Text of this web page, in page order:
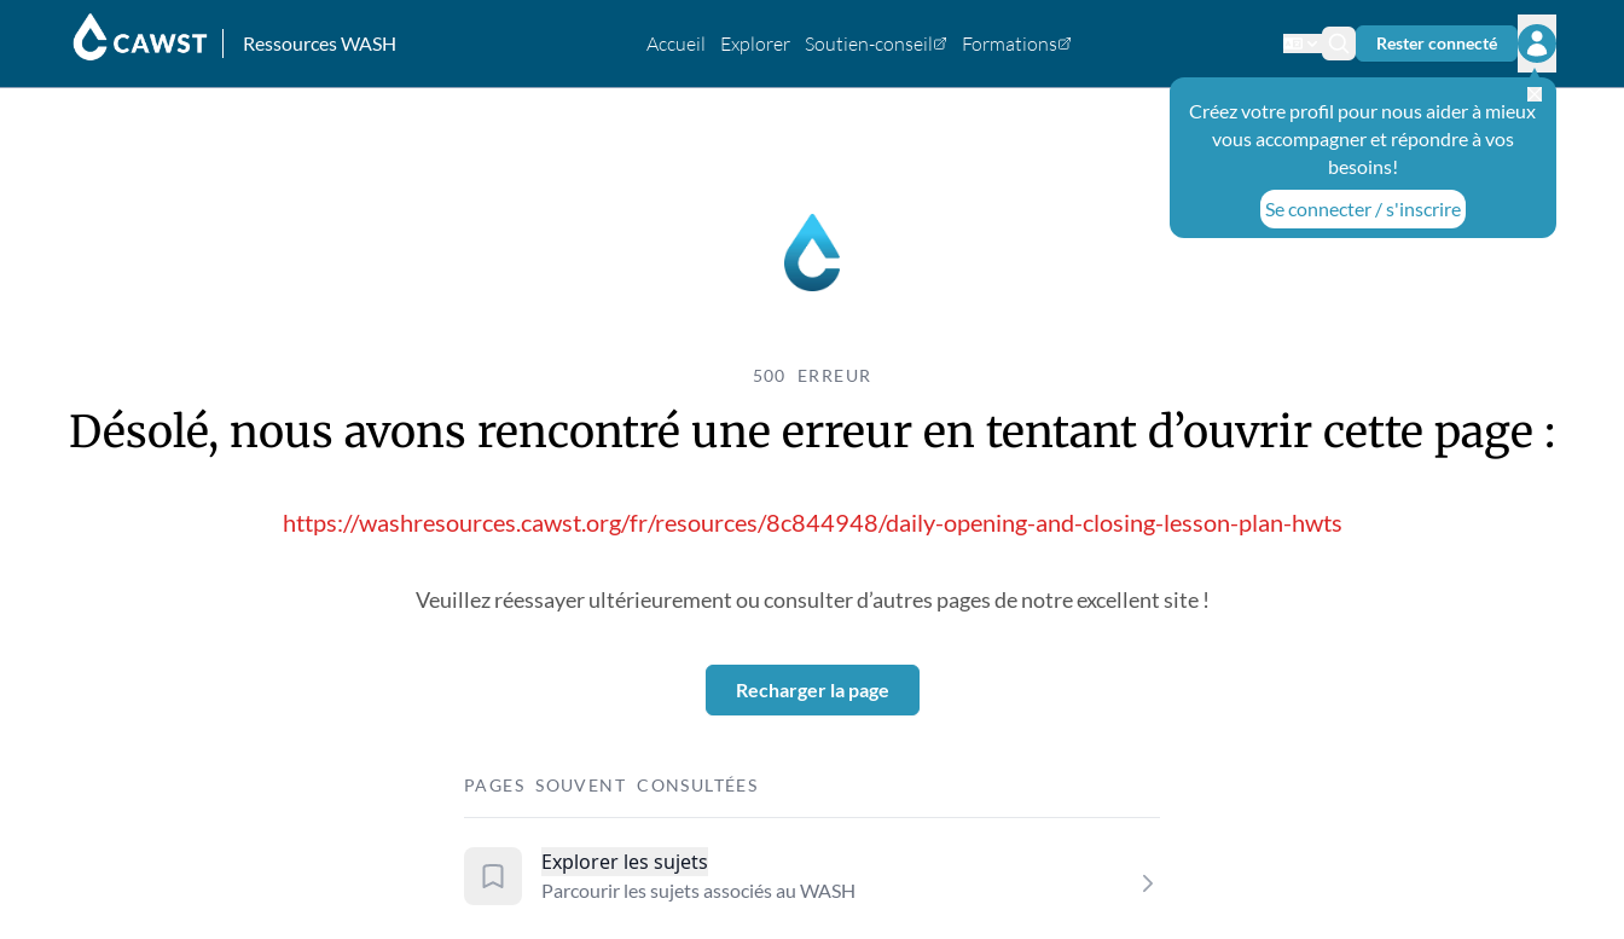
Ressources WASH Accueil Explorer Soutien-conseil Formations Changer de langue
Icône de recherche
Rester connecté
Ouvrir le
Créez votre profil pour nous aider à mieux
vous accompagner et répondre à vos
besoins!
Se connecter / s'inscrire
500 ERREUR
Désolé, nous avons rencontré une erreur en tentant d’ouvrir cette page :
https://washresources.cawst.org/fr/resources/8c844948/daily-opening-and-closing-lesson-plan-hwts
Veuillez réessayer ultérieurement ou consulter d’autres pages de notre excellent site !
Recharger la page
PAGES SOUVENT CONSULTÉES
Explorer les sujets
Parcourir les sujets associés au WASH